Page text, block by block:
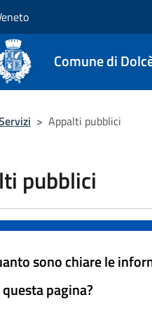
Comune di
> Appalti pubblici
pubblici
sono chiare le
pagina?